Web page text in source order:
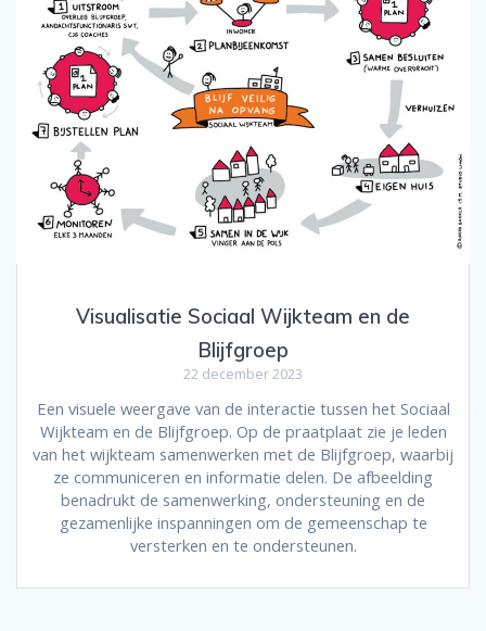
Visualisatie Sociaal Wijkteam en de
Blijfgroep
22 december 2023
Een visuele weergave van de interactie tussen het Sociaal
Wijkteam en de Blijfgroep. Op de praatplaat zie je leden
van het wijkteam samenwerken met de Blijfgroep, waarbij
ze communiceren en informatie delen. De afbeelding
benadrukt de samenwerking, ondersteuning en de
gezamenlijke inspanningen om de gemeenschap te
versterken en te ondersteunen.